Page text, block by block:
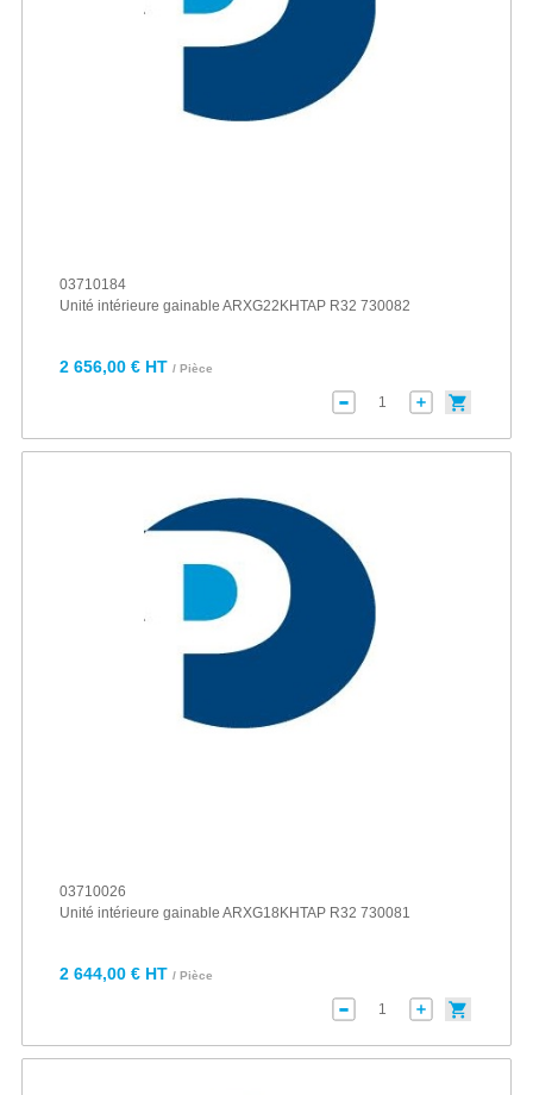
03710184
Unité intérieure gainable ARXG22KHTAP R32 730082
2 656,00 € HT / Pièce
03710026
Unité intérieure gainable ARXG18KHTAP R32 730081
2 644,00 € HT / Pièce